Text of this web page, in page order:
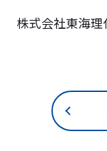
株式会社東海理